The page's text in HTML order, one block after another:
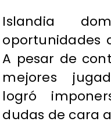
Islandia
oportunidades
A pesar de
mejores
logró
dudas de cara